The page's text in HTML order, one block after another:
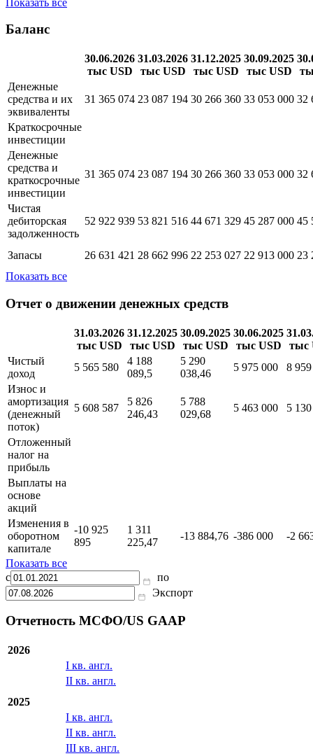
Баланс
30.06.2026
тыс USD
31.03.2026
тыс USD
31.12.2025
тыс USD
30.09.2025
тыс USD
Денежные
средства и их
эквиваленты
31 365 074 23 087 194 30 266 360 33 053 000 32
Краткосрочные
инвестиции
Денежные
средства и
краткосрочные
инвестиции
31 365 074 23 087 194 30 266 360 33 053 000 32
Чистая
дебиторская
задолженность
52 922 939 53 821 516 44 671 329 45 287 000 45
Запасы 26 631 421 28 662 996 22 253 027 22 913 000 23
Показать все
Отчет о движении денежных средств
31.03.2026
тыс USD
31.12.2025
тыс USD
30.09.2025
тыс USD
30.06.2025
тыс USD
тыс
Чистый
доход
5 565 580
4 188
089,5
5 290
038,46
5 975 000
8
Износ и
амортизация
(денежный
поток)
5 608 587
5 826
246,43
5 788
029,68
5 463 000 5
Отложенный
налог на
прибыль
Выплаты на
основе
акций
Изменения в
оборотном
капитале
-10 925
895
1 311
225,47
-13 884,76 -386 000 -2
Показать все
с
по
Экспорт
Отчетность МСФО/US GAAP
2026
I кв. англ.
II кв. англ.
2025
I кв. англ.
II кв. англ.
III кв. англ.